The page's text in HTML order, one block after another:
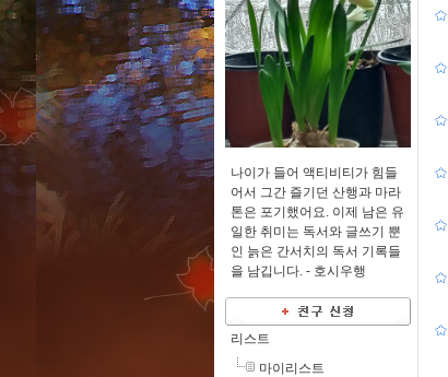
나이가 들어 액티비티가 힘들
어서 그간 즐기던 산행과 마라
톤은 포기했어요. 이제 남은 유
일한 취미는 독서와 글쓰기 뿐
인 늙은 간서치의 독서 기록들
을 남깁니다. - 호시우행
리스트
마이리스트